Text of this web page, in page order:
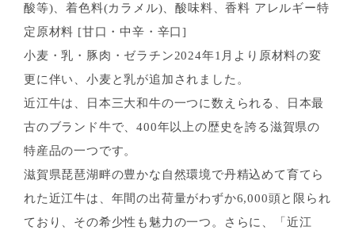
酸等)、着色料(カラメル)、酸味料、香料 アレルギー特
定原材料 [甘口・中辛・辛口]
小麦・乳・豚肉・ゼラチン2024年1月より原材料の変
更に伴い、小麦と乳が追加されました。
近江牛は、日本三大和牛の一つに数えられる、日本最
古のブランド牛で、400年以上の歴史を誇る滋賀県の
特産品の一つです。
滋賀県琵琶湖畔の豊かな自然環境で丹精込めて育てら
れた近江牛は、年間の出荷量がわずか6,000頭と限られ
ており、その希少性も魅力の一つ。さらに、「近江